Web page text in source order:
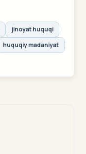
jinoyat huquqi
huquqiy madaniyat